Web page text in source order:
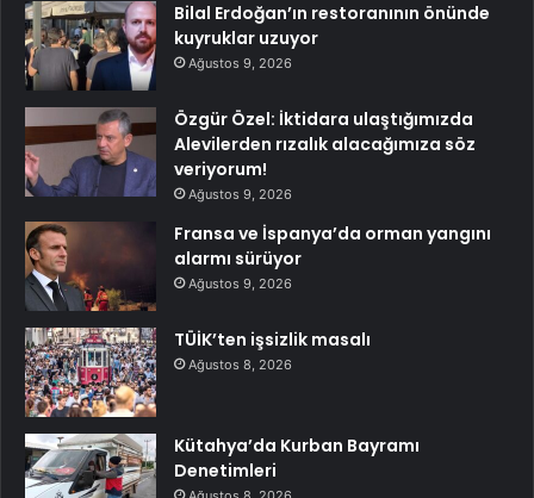
Bilal Erdoğan’ın restoranının önünde
kuyruklar uzuyor
Ağustos 9, 2026
Özgür Özel: İktidara ulaştığımızda
Alevilerden rızalık alacağımıza söz
veriyorum!
Ağustos 9, 2026
Fransa ve İspanya’da orman yangını
alarmı sürüyor
Ağustos 9, 2026
TÜİK’ten işsizlik masalı
Ağustos 8, 2026
Kütahya’da Kurban Bayramı
Denetimleri